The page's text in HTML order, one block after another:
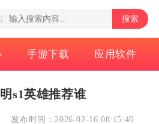
搜索
手游下载 应用软件
s1英雄推荐谁
发布时间：2026-02-16 08:15:46